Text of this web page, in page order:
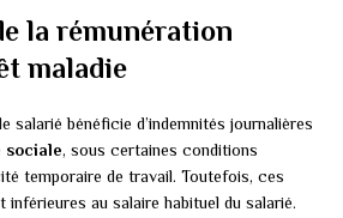
la rémunération
maladie
salarié bénéficie d’indemnités journalières
sociale, sous certaines conditions
temporaire de travail. Toutefois, ces
inférieures au salaire habituel du salarié.